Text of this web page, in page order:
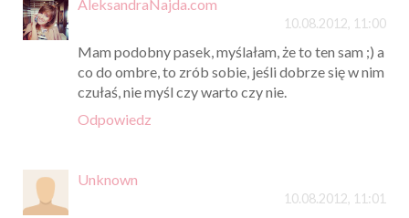
AleksandraNajda.com
10.08.2012, 11:00
Mam podobny pasek, myślałam, że to ten sam ;) a
co do ombre, to zrób sobie, jeśli dobrze się w nim
czułaś, nie myśl czy warto czy nie.
Odpowiedz
Unknown
10.08.2012, 11:01